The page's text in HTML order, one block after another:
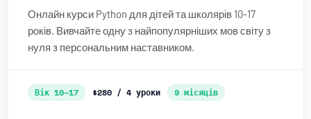
Онлайн курси Python для дітей та школярів 10-17
років. Вивчайте одну з найпопулярніших мов світу з
нуля з персональним наставником.
Вік 10–17 $280 / 4 уроки 9 місяців